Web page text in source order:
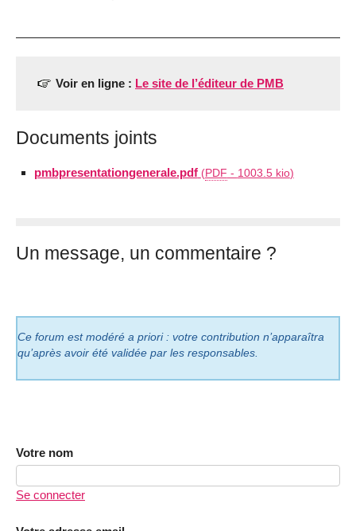
Voir en ligne : Le site de l’éditeur de PMB
Documents joints
pmbpresentationgenerale.pdf (PDF - 1003.5 kio)
Un message, un commentaire ?
Ce forum est modéré a priori : votre contribution n’apparaîtra
qu’après avoir été validée par les responsables.
Votre nom
Se connecter